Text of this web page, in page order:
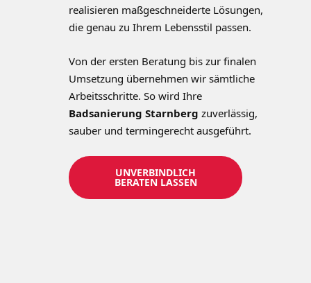
realisieren maßgeschneiderte Lösungen,
die genau zu Ihrem Lebensstil passen.
Von der ersten Beratung bis zur finalen
Umsetzung übernehmen wir sämtliche
Arbeitsschritte. So wird Ihre
Badsanierung Starnberg zuverlässig,
sauber und termingerecht ausgeführt.
UNVERBINDLICH
BERATEN LASSEN